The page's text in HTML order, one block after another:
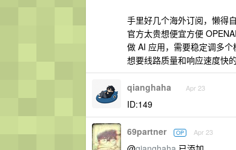
手里好几个海外订阅，懒得
官方太贵想便宜方便
做 AI 应用，需要稳定调多个
想要线路质量和响应速度快的
qianghaha Apr 23
ID:149
69partner OP Apr 23